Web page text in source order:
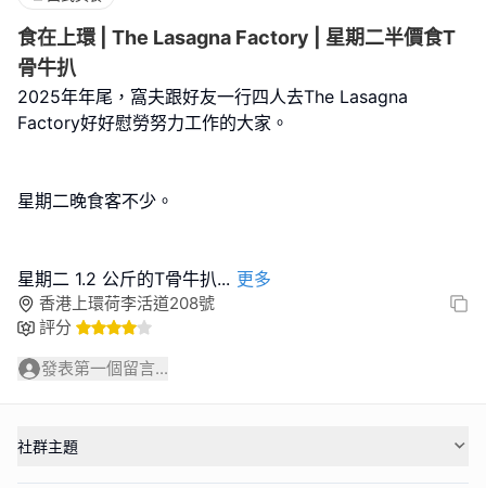
食在上環 | The Lasagna Factory | 星期二半價食T
骨牛扒
2025年年尾，窩夫跟好友一行四人去The Lasagna
Factory好好慰勞努力工作的大家。
星期二晚食客不少。
星期二 1.2 公斤的T骨牛扒... 更多
香港上環荷李活道208號
評分
發表第一個留言...
社群主題